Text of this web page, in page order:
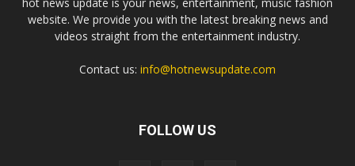
website. We provide you with the latest breaking news and
videos straight from the entertainment industry.
Contact us: info@hotnewsupdate.com
FOLLOW US